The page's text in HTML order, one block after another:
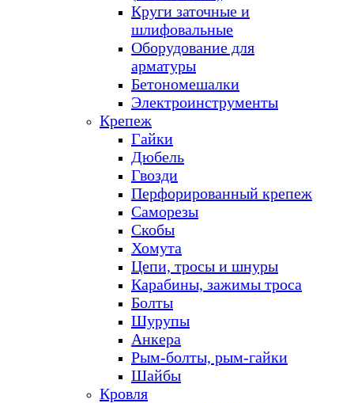
Круги заточные и
шлифовальные
Оборудование для
арматуры
Бетономешалки
Электроинструменты
Крепеж
Гайки
Дюбель
Гвозди
Перфорированный крепеж
Саморезы
Скобы
Хомута
Цепи, тросы и шнуры
Карабины, зажимы троса
Болты
Шурупы
Анкера
Рым-болты, рым-гайки
Шайбы
Кровля